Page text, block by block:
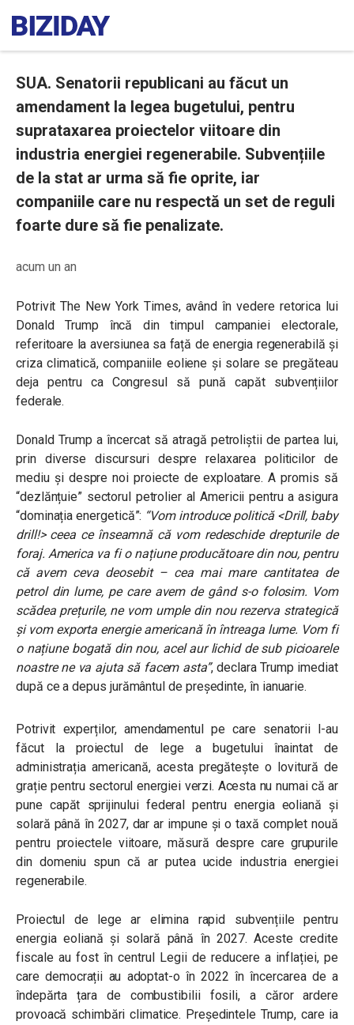
SUA. Senatorii republicani au făcut un
amendament la legea bugetului, pentru
suprataxarea proiectelor viitoare din
industria energiei regenerabile. Subvențiile
de la stat ar urma să fie oprite, iar
companiile care nu respectă un set de reguli
foarte dure să fie penalizate.
acum un an
Potrivit The New York Times, având în vedere retorica lui
Donald Trump încă din timpul campaniei electorale,
referitoare la aversiunea sa față de energia regenerabilă și
criza climatică, companiile eoliene și solare se pregăteau
deja pentru ca Congresul să pună capăt subvențiilor
federale.
Donald Trump a încercat să atragă petroliștii de partea lui,
prin diverse discursuri despre relaxarea politicilor de
mediu și despre noi proiecte de exploatare. A promis să
“dezlănțuie” sectorul petrolier al Americii pentru a asigura
“dominația energetică”: “Vom introduce politică <Drill, baby
drill!> ceea ce înseamnă că vom redeschide drepturile de
foraj. America va fi o națiune producătoare din nou, pentru
că avem ceva deosebit – cea mai mare cantitatea de
petrol din lume, pe care avem de gând s-o folosim. Vom
scădea prețurile, ne vom umple din nou rezerva strategică
și vom exporta energie americană în întreaga lume. Vom fi
o națiune bogată din nou, acel aur lichid de sub picioarele
noastre ne va ajuta să facem asta”, declara Trump imediat
după ce a depus jurământul de președinte, în ianuarie.
Potrivit experților, amendamentul pe care senatorii l-au
făcut la proiectul de lege a bugetului înaintat de
administrația americană, acesta pregătește o lovitură de
grație pentru sectorul energiei verzi. Acesta nu numai că ar
pune capăt sprijinului federal pentru energia eoliană și
solară până în 2027, dar ar impune și o taxă complet nouă
pentru proiectele viitoare, măsură despre care grupurile
din domeniu spun că ar putea ucide industria energiei
regenerabile.
Proiectul de lege ar elimina rapid subvențiile pentru
energia eoliană și solară până în 2027. Aceste credite
fiscale au fost în centrul Legii de reducere a inflației, pe
care democrații au adoptat-o ​​în 2022 în încercarea de a
îndepărta țara de combustibilii fosili, a căror ardere
provoacă schimbări climatice. Președintele Trump, care ia